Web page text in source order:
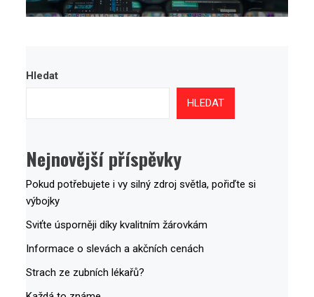
Hledat
HLEDAT
Nejnovější příspěvky
Pokud potřebujete i vy silný zdroj světla, pořiďte si
výbojky
Sviťte úsporněji díky kvalitním žárovkám
Informace o slevách a akčních cenách
Strach ze zubních lékařů?